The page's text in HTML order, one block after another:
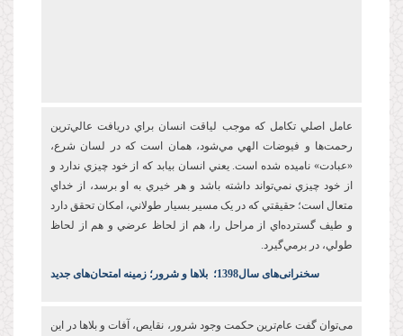
عامل اصلي تکامل که موجب لياقت انسان براي دريافت عالي‌ترين
رحمت‌ها و فيوضات الهي مي‌شود، همان است که در لسان شرع،
«عبادت» ناميده شده است. يعني انسان بيابد که از خود چيزي ندارد و
از خود چيزي نمي‌تواند داشته باشد و هر خيري به او برسد، از خداي
متعال است؛ حقيقتي که در يک مسير بسيار طولاني، امکان تحقق دارد
و طيف گسترده‌اي از مراحل را، هم از لحاظ عرضي و هم از لحاظ
طولي، در برمي‌گيرد.
سخنرانی‌های سال1398 ؛ بلاها و شرور؛ زمینه امتحان‌های جدید
می‌توان گفت عام‌ترين حکمت وجود شرور، نقايص، آفات و بلاها در اين